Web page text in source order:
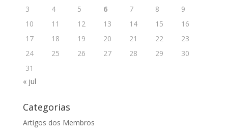
3
4 5 6 7 8
9
10
11 12 13 14 15
16
17
18 19 20 21 22
23
24
25 26 27 28 29
30
31
« jul
Categorias
Artigos dos Membros